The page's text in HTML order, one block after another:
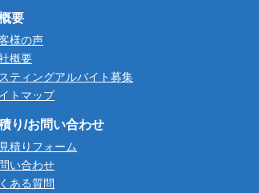
要
様の声
概要
ティングアルバイト募集
トマップ
り/お問い合わせ
積りフォーム
い合わせ
ある質問